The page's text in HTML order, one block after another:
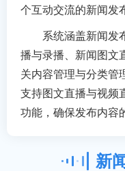
个互动交流的新闻发
系统涵盖新闻发
播与录播、新闻图文
关内容管理与分类管
支持图文直播与视频
功能，确保发布内容
新